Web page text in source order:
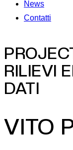
News
Contatti
RILIEVI
DATI
VITO